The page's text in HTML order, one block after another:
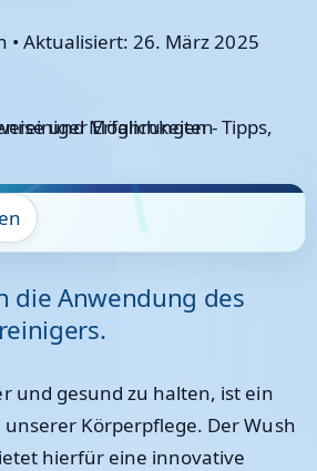
• Aktualisiert: 26. März 2025
die Anwendung des
und gesund zu halten, ist ein
Körperpflege. Der Wush
hierfür eine innovative